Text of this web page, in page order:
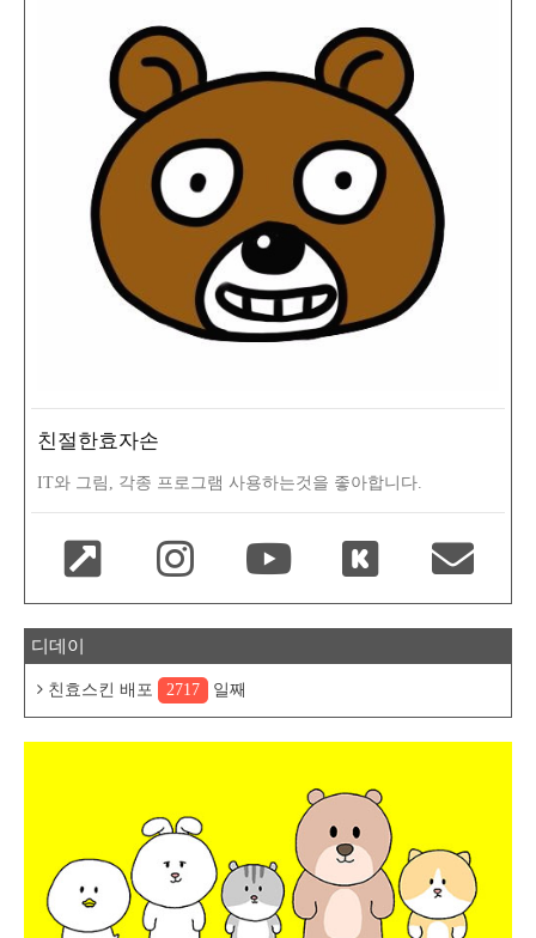
친절한효자손
IT와 그림, 각종 프로그램 사용하는것을 좋아합니다.
디데이
친효스킨 배포 2717 일째